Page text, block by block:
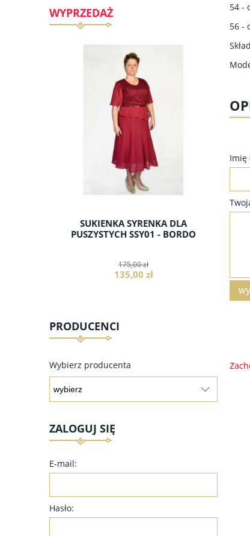
WYPRZEDAŻ
SUKIENKA SYRENKA DLA
PUSZYSTYCH SSY01 - BORDO
175,00 zł
135,00 zł
PRODUCENCI
Wybierz producenta
ZALOGUJ SIĘ
E-mail:
Hasło:
54 -
56 -
Imię